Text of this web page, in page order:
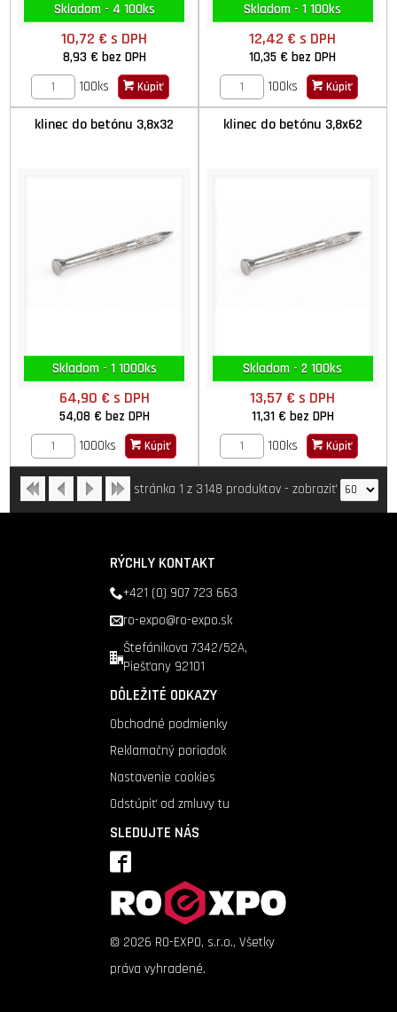
Skladom - 4 100ks
10,72 €s DPH
8,93 € bez DPH
100ks
Kúpiť
Skladom - 1 100ks
12,42 €s DPH
10,35 €bez DPH
100ks
Kúpiť
klinec do betónu 3,8x32
Skladom - 1 1000ks
64,90 € s DPH
54,08 € bez DPH
1000ks
Kúpiť
klinec do betónu 3,8x62
Skladom - 2 100ks
13,57 €s DPH
11,31 € bez DPH
100ks
Kúpiť
stránka 1 z 3148 produktov- zobraziť
RÝCHLY KONTAKT
+421 (0) 907 723 663
ro-expo@ro-expo.sk
Štefánikova 7342/52A,
Piešťany 92101
DÔLEŽITÉ ODKAZY
Obchodné podmienky
Reklamačný poriadok
Nastavenie cookies
Odstúpiť od zmluvy tu
SLEDUJTE NÁS
© 2026 RO-EXPO, s.r.o., Všetky
práva vyhradené.